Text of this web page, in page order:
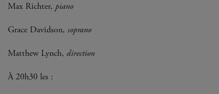
Max Richter, piano
Grace Davidson, soprano
Matthew Lynch, direction
À 20h30 les :